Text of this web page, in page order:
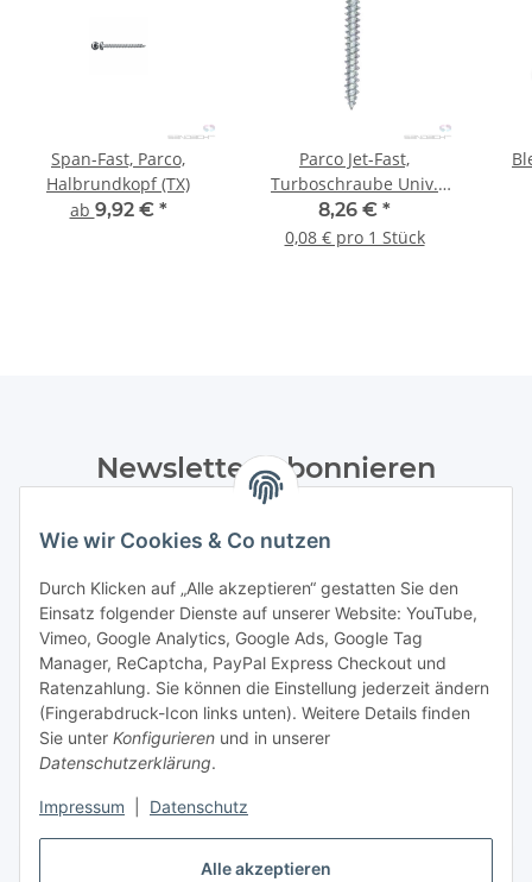
Alle akzeptieren
Wie wir Cookies & Co nutzen
Durch Klicken auf „Alle akzeptieren“ gestatten Sie den
Einsatz folgender Dienste auf unserer Website: YouTube,
Vimeo, Google Analytics, Google Ads, Google Tag
Manager, ReCaptcha, PayPal Express Checkout und
Ratenzahlung. Sie können die Einstellung jederzeit ändern
(Fingerabdruck-Icon links unten). Weitere Details finden
Sie unter Konfigurieren und in unserer
Datenschutzerklärung.
Impressum Datenschutz
Span-Fast, Parco,
Halbrundkopf (TX)
ab 9,92 € *
Parco Jet-Fast,
Turboschraube Univ.
Maxx, TX30 - 100 Stk.
8,26 € *
0,08 € pro 1 Stück
Newsletter Abonnieren
Datenschutzerklärungregelmäßig und jederzeit widerruflich
Abonnieren
Informationen
Gesetzliche Informationen
Vertrag widerrufen